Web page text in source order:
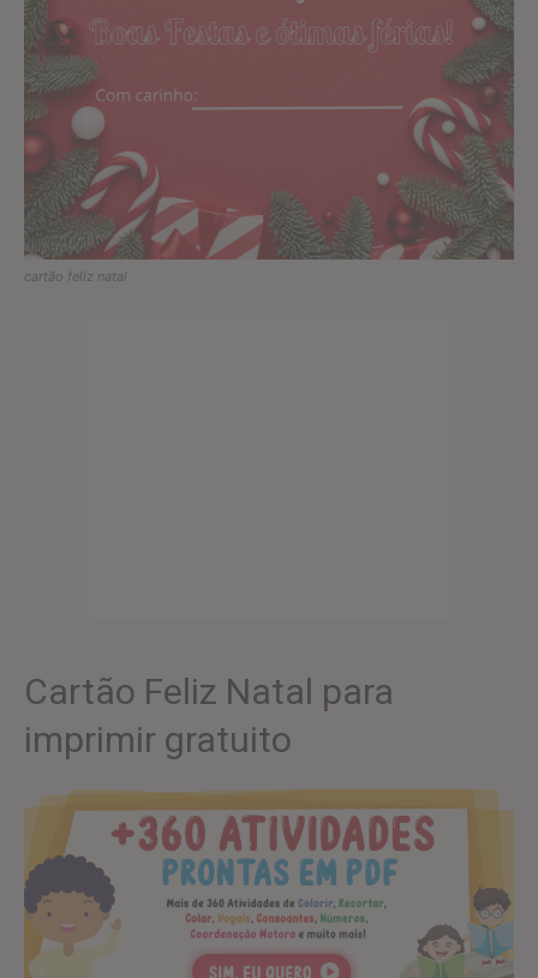
cartão feliz natal
Cartão Feliz Natal para
imprimir gratuito